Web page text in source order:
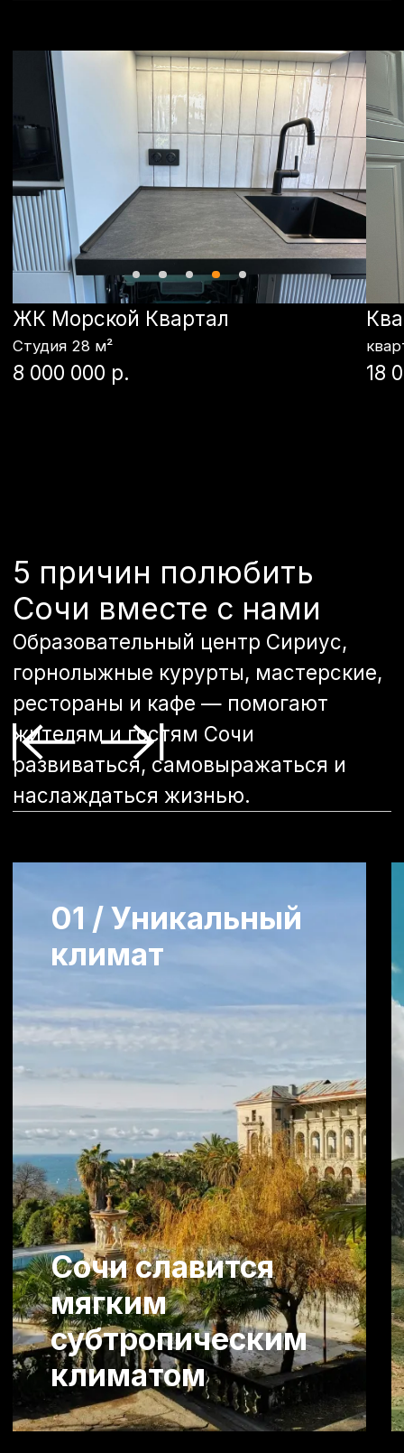
5 причин полюбить
Cочи вместе с нами
Образовательный центр Сириус,
горнолыжные курурты, мастерские,
рестораны и кафе — помогают
жителям и гостям Сочи
развиваться, самовыражаться и
наслаждаться жизнью.
Сочи славится
мягким
субтропическим
климатом
01 / Уникальный
гор
02 /
Сергей
Капшуров
Показываю недвижимость, которой
действительно хочется владеть:
лучшие комплексы, панорамные
виды и сильные локации Сочи.
Каждый день находим интересные
объекты на побережье и снимаем
честные видео обзоры.
Смотреть все видео